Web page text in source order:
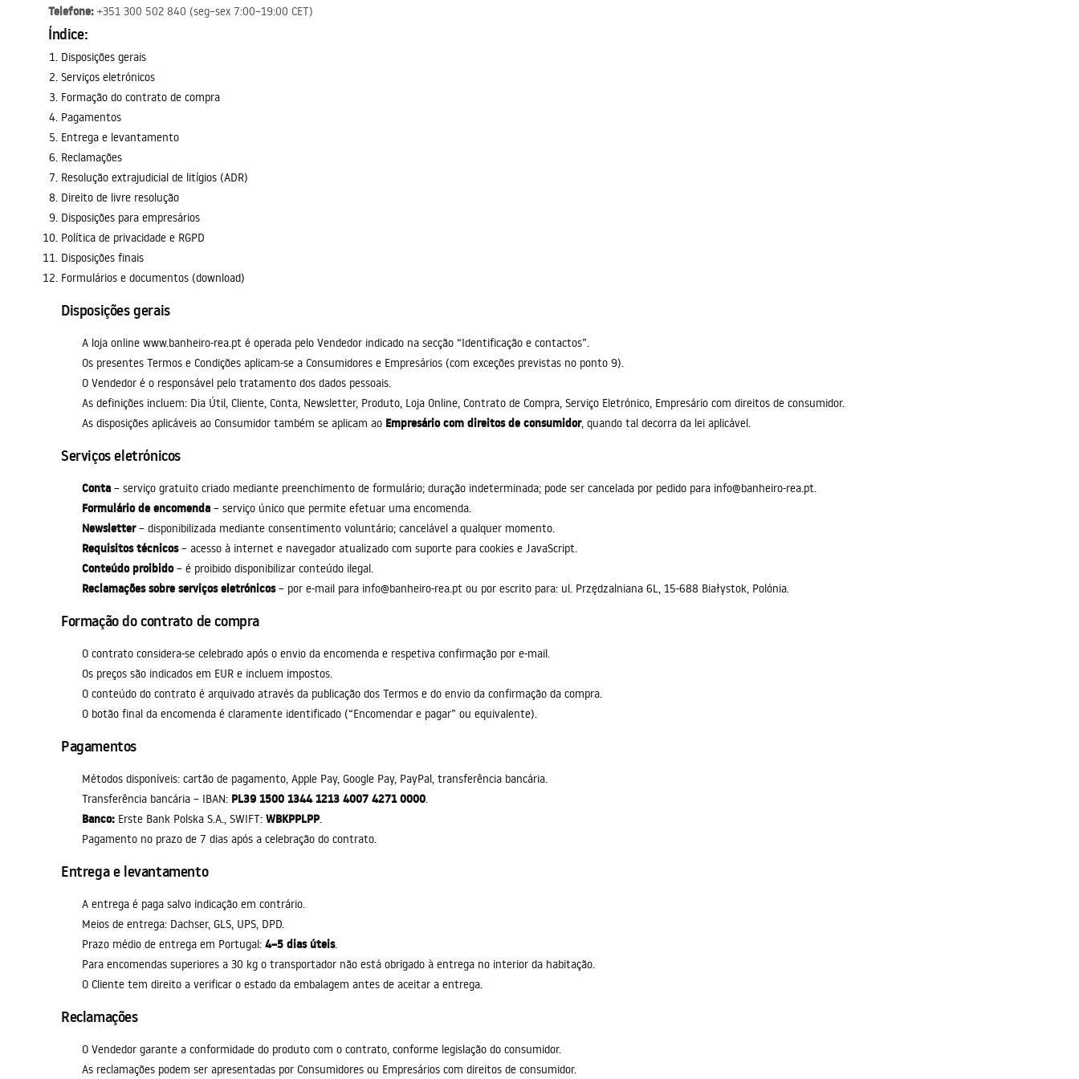
Lava-louças e lavatórios de casa
de banho
banho
Misturadores de casa de banho
Chuveiros de casa de banho
Cozinha
Acessórios de casa de banho,
acessórios de casa de banho
Telefone: +351 300 502 840 (seg–sex 7:00–19:00 CET)
Índice:
Disposições gerais
Serviços eletrónicos
Formação do contrato de compra
Pagamentos
Entrega e levantamento
Reclamações
Resolução extrajudicial de litígios (ADR)
Direito de livre resolução
Disposições para empresários
Política de privacidade e RGPD
Disposições finais
Formulários e documentos (download)
Disposições gerais
A loja online www.banheiro-rea.pt é operada pelo Vendedor indicado na secção “Identificação e contactos”.
Os presentes Termos e Condições aplicam-se a Consumidores e Empresários (com exceções previstas no ponto 9).
O Vendedor é o responsável pelo tratamento dos dados pessoais.
As definições incluem: Dia Útil, Cliente, Conta, Newsletter, Produto, Loja Online, Contrato de Compra, Serviço Eletrónico, Empresário com direitos de consumidor.
As disposições aplicáveis ao Consumidor também se aplicam ao Empresário com direitos de consumidor, quando tal decorra da lei aplicável.
Serviços eletrónicos
Conta – serviço gratuito criado mediante preenchimento de formulário; duração indeterminada; pode ser cancelada por pedido para info@banheiro-rea.pt.
Formulário de encomenda – serviço único que permite efetuar uma encomenda.
Newsletter– disponibilizada mediante consentimento voluntário; cancelável a qualquer momento.
Requisitos técnicos– acesso à internet e navegador atualizado com suporte para cookies e JavaScript.
Conteúdo proibido– é proibido disponibilizar conteúdo ilegal.
Reclamações sobre serviços eletrónicos– por e-mail para info@banheiro-rea.pt ou por escrito para: ul. Przędzalniana 6L, 15-688 Białystok, Polónia.
Formação do contrato de compra
O contrato considera-se celebrado após o envio da encomenda e respetiva confirmação por e-mail.
Os preços são indicados em EUR e incluem impostos.
O conteúdo do contrato é arquivado através da publicação dos Termos e do envio da confirmação da compra.
O botão final da encomenda é claramente identificado (“Encomendar e pagar” ou equivalente).
Pagamentos
Métodos disponíveis: cartão de pagamento, Apple Pay, Google Pay, PayPal, transferência bancária.
Transferência bancária – IBAN: PL39 1500 1344 1213 4007 4271 0000.
Banco: Erste Bank Polska S.A., SWIFT: WBKPPLPP.
Pagamento no prazo de 7 dias após a celebração do contrato.
Entrega e levantamento
A entrega é paga salvo indicação em contrário.
Meios de entrega: Dachser, GLS, UPS, DPD.
Prazo médio de entrega em Portugal: 4–5 dias úteis.
Para encomendas superiores a 30 kg o transportador não está obrigado à entrega no interior da habitação.
O Cliente tem direito a verificar o estado da embalagem antes de aceitar a entrega.
Reclamações
O Vendedor garante a conformidade do produto com o contrato, conforme legislação do consumidor.
As reclamações podem ser apresentadas por Consumidores ou Empresários com direitos de consumidor.